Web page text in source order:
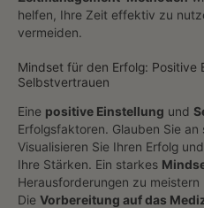
helfen, Ihre Zeit effektiv zu
vermeiden.
Mindset für den Erfolg: Positive
Selbstvertrauen
Eine positive Einstellung und
Erfolgsfaktoren. Glauben Sie
Visualisieren Sie Ihren Erfolg
Ihre Stärken. Ein starkes
Herausforderungen zu
Die Vorbereitung auf das